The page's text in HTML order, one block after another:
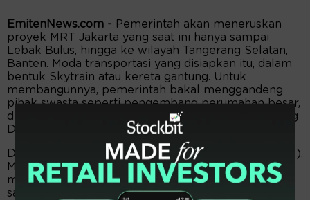
EmitenNews.com - Pemerintah akan meneruskan
proyek MRT Jakarta yang saat ini hanya sampai
Lebak Bulus, hingga ke wilayah Tangerang Selatan,
Banten. Moda transportasi yang disiapkan itu, dalam
bentuk Skytrain atau kereta gantung. Untuk
membangunnya, pemerintah bakal menggandeng
pihak swasta seperti pengembang perumahan besar,
di antaranya Sinar Mas Group, pemilik Bumi Serpong
Damai (BSD). Investor luar negeri juga tertarik.
Dalam keterangannya yang dikutip Rabu (14/5/2025),
Menteri Perhubungan Dudy Purwagandhi
mengemukakan, pemerintah bakal menjalin kerja
sama dengan pengembang dalam pembangunan